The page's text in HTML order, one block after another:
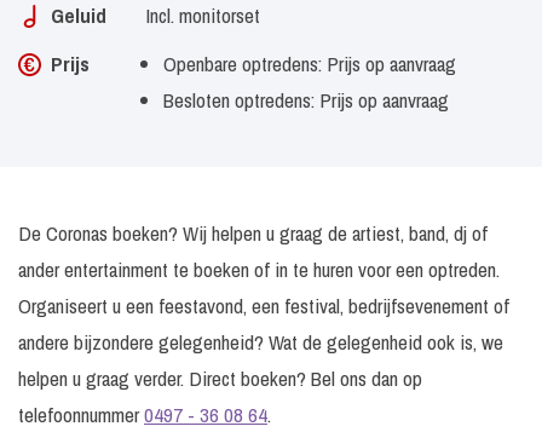
Geluid
Incl. monitorset
Prijs
Openbare optredens: Prijs op aanvraag
Besloten optredens: Prijs op aanvraag
De Coronas boeken? Wij helpen u graag de artiest, band, dj of
ander entertainment te boeken of in te huren voor een optreden.
Organiseert u een feestavond, een festival, bedrijfsevenement of
andere bijzondere gelegenheid? Wat de gelegenheid ook is, we
helpen u graag verder. Direct boeken? Bel ons dan op
telefoonnummer0497 - 36 08 64.